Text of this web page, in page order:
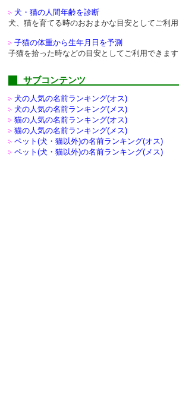
犬・猫の人間年齢を診断
犬、猫を育てる時のおおまかな目安としてご利用
子猫の体重から生年月日を予測
子猫を拾った時などの目安としてご利用できます
サブコンテンツ
犬の人気の名前ランキング(オス)
犬の人気の名前ランキング(メス)
猫の人気の名前ランキング(オス)
猫の人気の名前ランキング(メス)
ペット(犬・猫以外)の名前ランキング(オス)
ペット(犬・猫以外)の名前ランキング(メス)